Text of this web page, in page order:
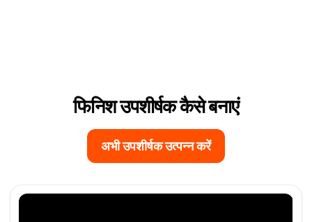
फिनिश उपशीर्षक कैसे बनाएं
अभी उपशीर्षक उत्पन्न करें